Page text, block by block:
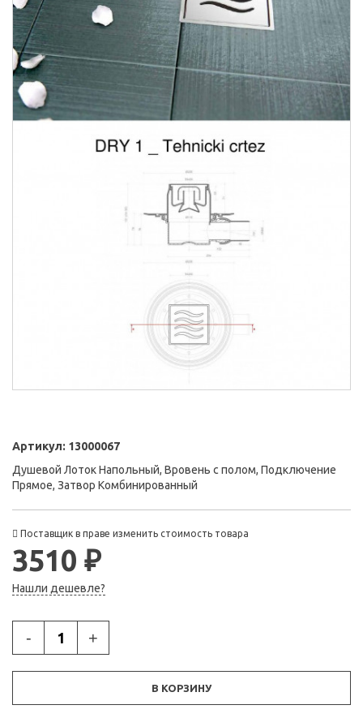
Артикул: 13000067
Душевой Лоток Напольный, Вровень с полом, Подключение
Прямое, Затвор Комбинированный
Поставщик в праве изменить стоимость товара
3510 ₽
Нашли дешевле?
- +
В КОРЗИНУ